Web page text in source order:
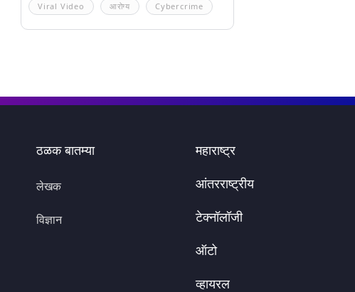
Viral Video आरोग्य Cybercrime
ठळक बातम्या
लेखक
विज्ञान
महाराष्ट्र
आंतरराष्ट्रीय
टेक्नॉलॉजी
ऑटो
व्हायरल